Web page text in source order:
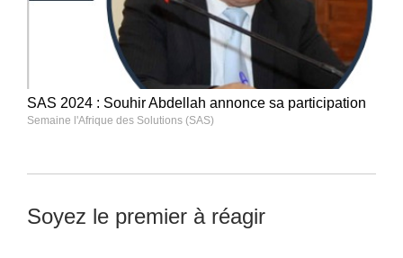
SAS 2024 : Souhir Abdellah annonce sa participation
Semaine l'Afrique des Solutions (SAS)
Soyez le premier à réagir